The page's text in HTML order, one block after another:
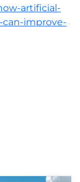
artificial-
improve-